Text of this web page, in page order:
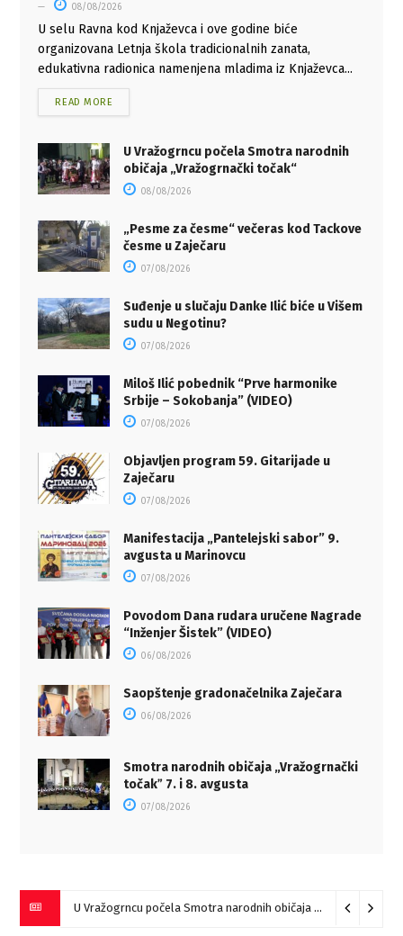
08/08/2026
U selu Ravna kod Knjaževca i ove godine biće
organizovana Letnja škola tradicionalnih zanata,
edukativna radionica namenjena mladima iz Knjaževca...
READ MORE
U Vražogrncu počela Smotra narodnih
običaja „Vražogrnački točak“
08/08/2026
„Pesme za česme“ večeras kod Tackove
česme u Zaječaru
07/08/2026
Suđenje u slučaju Danke Ilić biće u Višem
sudu u Negotinu?
07/08/2026
Miloš Ilić pobednik “Prve harmonike
Srbije – Sokobanja” (VIDEO)
07/08/2026
Objavljen program 59. Gitarijade u
Zaječaru
07/08/2026
Manifestacija „Pantelejski sabor” 9.
avgusta u Marinovcu
07/08/2026
Povodom Dana rudara uručene Nagrade
“Inženjer Šistek” (VIDEO)
06/08/2026
Saopštenje gradonačelnika Zaječara
06/08/2026
Smotra narodnih običaja „Vražogrnački
točakˮ 7. i 8. avgusta
07/08/2026
U Vražogrncu počela Smotra narodnih običaja „Vražogrnački točak“